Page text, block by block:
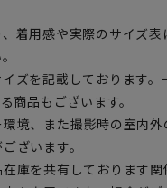
着用感や実際のサイズ
ズを記載しております。
商品もございます。
境、また撮影時の室内外
ざいます。
庫を共有しております関